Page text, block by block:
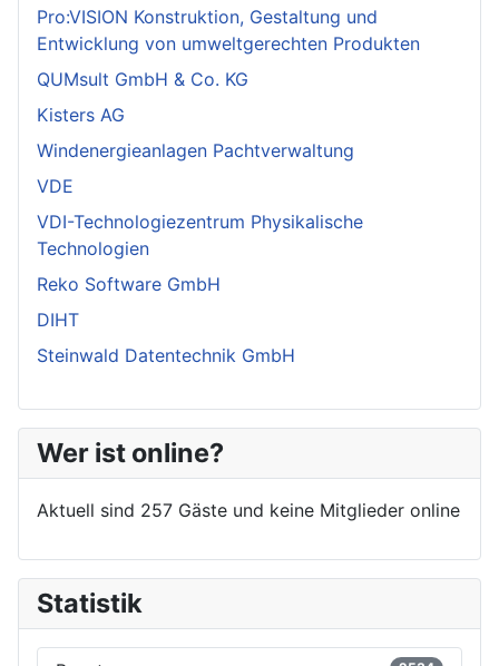
Pro:VISION Konstruktion, Gestaltung und
Entwicklung von umweltgerechten Produkten
QUMsult GmbH & Co. KG
Kisters AG
Windenergieanlagen Pachtverwaltung
VDE
VDI-Technologiezentrum Physikalische
Technologien
Reko Software GmbH
DIHT
Steinwald Datentechnik GmbH
Wer ist online?
Aktuell sind 257 Gäste und keine Mitglieder online
Statistik